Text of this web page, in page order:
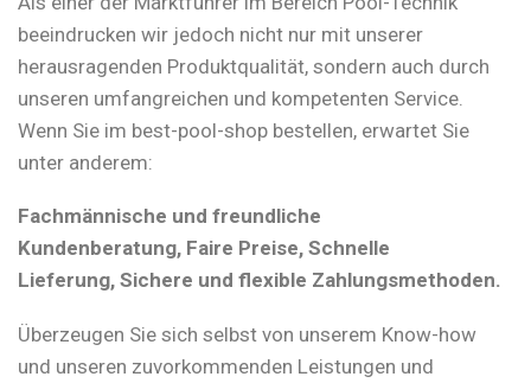
beeindrucken wir jedoch nicht nur mit unserer
herausragenden Produktqualität, sondern auch durch
unseren umfangreichen und kompetenten Service.
Wenn Sie im best-pool-shop bestellen, erwartet Sie
unter anderem:
Fachmännische und freundliche
Kundenberatung, Faire Preise, Schnelle
Lieferung, Sichere und flexible Zahlungsmethoden.
Überzeugen Sie sich selbst von unserem Know-how
und unseren zuvorkommenden Leistungen und